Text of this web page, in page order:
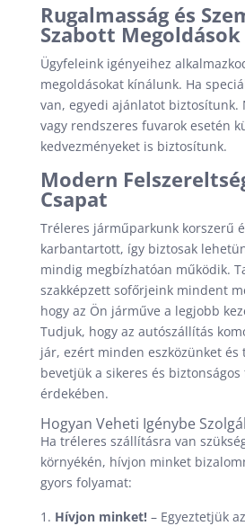
Rugalmasság és
Szabott Megoldások
Ügyfeleink igényeihez
megoldásokat kínálunk. Ha
van, egyedi ajánlatot biztosítunk.
vagy rendszeres fuvarok esetén
kedvezményeket is biztosítunk.
Modern
Csapat
Tréleres járműparkunk korszerű
karbantartott, így biztosak
mindig megbízhatóan működik.
szakképzett sofőrjeink mindent
hogy az Ön járműve a legjobb
Tudjuk, hogy az autószállítás
jár, ezért minden eszközünket és
bevetjük a sikeres és biztonságos
érdekében.
Hogyan Veheti Igénybe
Ha tréleres szállításra van
környékén, hívjon minket
gyors folyamat:
Hívjon minket!– Egyeztetjük